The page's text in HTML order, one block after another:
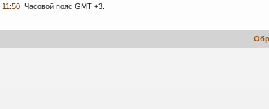
11:50. Часовой пояс GMT +3.